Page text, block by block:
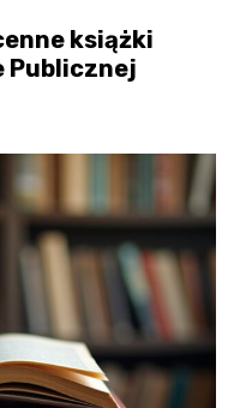
książki
Publicznej